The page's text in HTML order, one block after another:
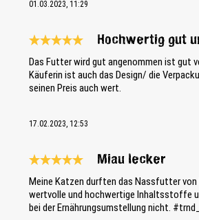
01.03.2023, 11:29
Hochwertig gut
Das Futter wird gut angenommen ist gut
Käuferin ist auch das Design/ die
seinen Preis auch wert.
17.02.2023, 12:53
Miau lecker
Meine Katzen durften das Nassfutter
wertvolle und hochwertige Inhaltsstoffe
bei der Ernährungsumstellung nicht.